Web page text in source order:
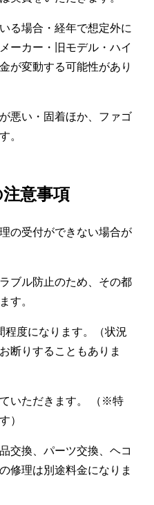
る場合・経年で想定外に
ーカー・旧モデル・ハイ
が変動する可能性があり
悪い・固着ほか、ファゴ
。
意事項
の受付ができない場合が
ブル防止のため、その都
す。
度になります。（状況
断りすることもありま
いただきます。 （※特
）
交換、パーツ交換、ヘコ
修理は別途料金になりま